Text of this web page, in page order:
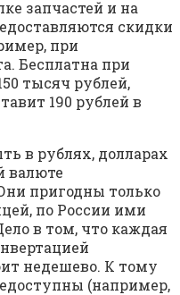
запчастей и на
скидки
при
Бесплатна при
тысяч рублей,
190 рублей в
в рублях, долларах
валюте
пригодны только
по России ими
в том, что каждая
недешево. К тому
(например,